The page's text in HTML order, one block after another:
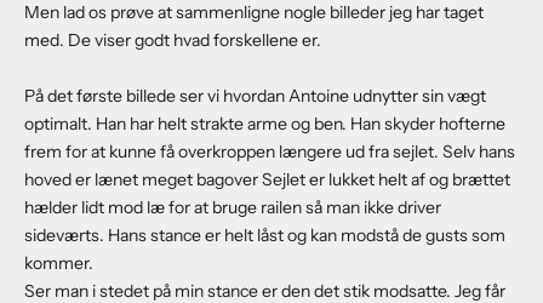
Men lad os prøve at sammenligne nogle billeder jeg har taget
med. De viser godt hvad forskellene er.
På det første billede ser vi hvordan Antoine udnytter sin vægt
optimalt. Han har helt strakte arme og ben. Han skyder hofterne
frem for at kunne få overkroppen længere ud fra sejlet. Selv hans
hoved er lænet meget bagover Sejlet er lukket helt af og brættet
hælder lidt mod læ for at bruge railen så man ikke driver
sideværts. Hans stance er helt låst og kan modstå de gusts som
kommer.
Ser man i stedet på min stance er den det stik modsatte. Jeg får